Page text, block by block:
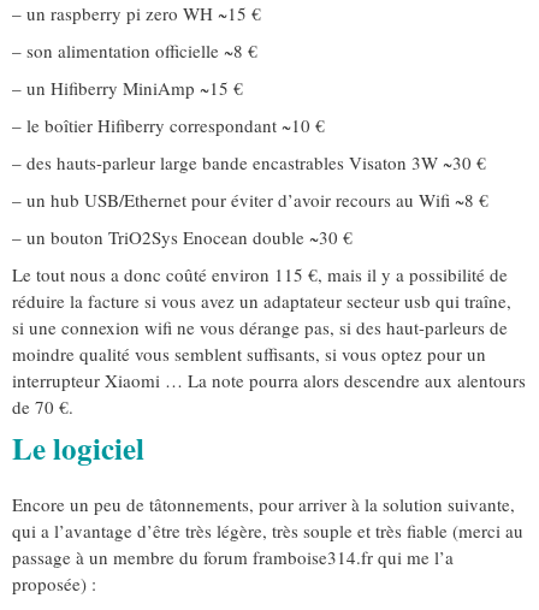
– un raspberry pi zero WH ~15 €
– son alimentation officielle ~8 €
– un Hifiberry MiniAmp ~15 €
– le boîtier Hifiberry correspondant ~10 €
– des hauts-parleur large bande encastrables Visaton 3W ~30 €
– un hub USB/Ethernet pour éviter d’avoir recours au Wifi ~8 €
– un bouton TriO2Sys Enocean double ~30 €
Le tout nous a donc coûté environ 115 €, mais il y a possibilité de
réduire la facture si vous avez un adaptateur secteur usb qui traîne,
si une connexion wifi ne vous dérange pas, si des haut-parleurs de
moindre qualité vous semblent suffisants, si vous optez pour un
interrupteur Xiaomi … La note pourra alors descendre aux alentours
de 70 €.
Le logiciel
Encore un peu de tâtonnements, pour arriver à la solution suivante,
qui a l’avantage d’être très légère, très souple et très fiable (merci au
passage à un membre du forum framboise314.fr qui me l’a
proposée) :